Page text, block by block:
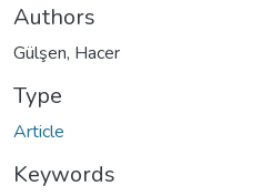
Authors
Gülşen, Hacer
Type
Article
Keywords